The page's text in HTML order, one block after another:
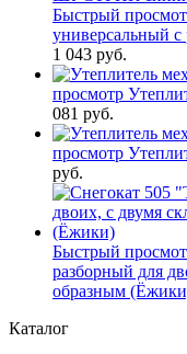
Быстрый
универсальный
1 043 руб.
просмотр
081 руб.
просмотр
руб.
Быстрый
разборный для
образным
Каталог